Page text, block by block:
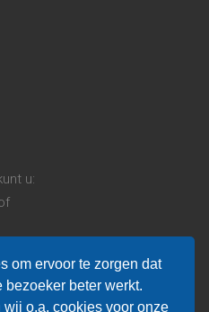
u:
om ervoor te zorgen dat
beter werkt.
o.a. cookies voor onze